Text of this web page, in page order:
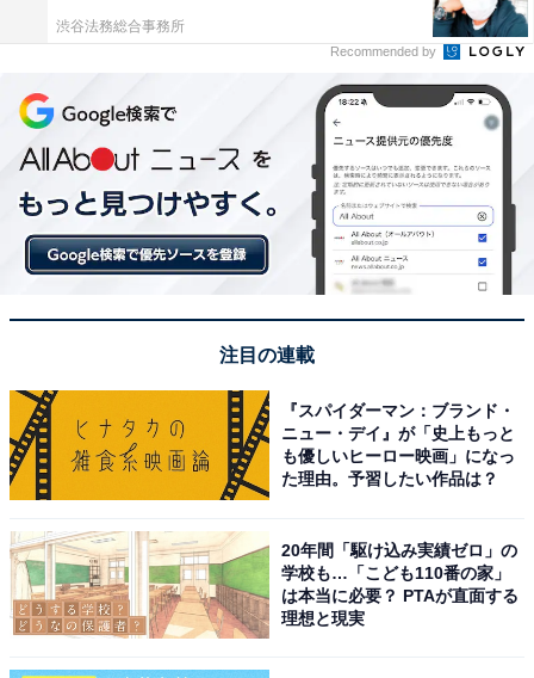
メルカードの注意点
て異なります。最大で50万円までですが、人によって異
なるので、メルカリアプリの「支払い」タブから、まず
は自身のメルカードの利用限度額を確認しましょう。
渋谷法務総合事務所
Recommended by
注目の連載
『スパイダーマン：ブランド・
ニュー・デイ』が「史上もっと
も優しいヒーロー映画」になっ
た理由。予習したい作品は？
20年間「駆け込み実績ゼロ」の
学校も…「こども110番の家」
は本当に必要？ PTAが直面する
理想と現実